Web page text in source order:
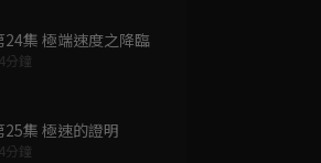
24集 極端速度之降臨
分鐘
25集 極速的證明
分鐘